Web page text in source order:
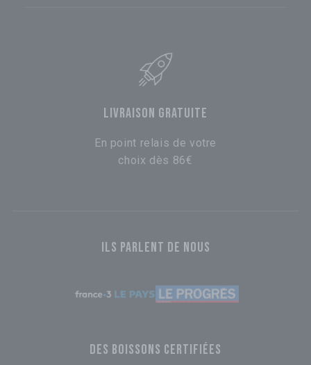
LIVRAISON GRATUITE
En point relais de votre
choix dès 86€
ILS PARLENT DE NOUS
DES BOISSONS CERTIFIÉES